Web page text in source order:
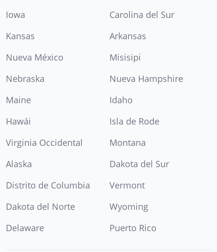
Iowa
Carolina del Sur
Kansas
Arkansas
Nueva México
Misisipi
Nebraska
Nueva Hampshire
Maine
Idaho
Hawái
Isla de Rode
Virginia Occidental
Montana
Alaska
Dakota del Sur
Distrito de Columbia
Vermont
Dakota del Norte
Wyoming
Delaware
Puerto Rico